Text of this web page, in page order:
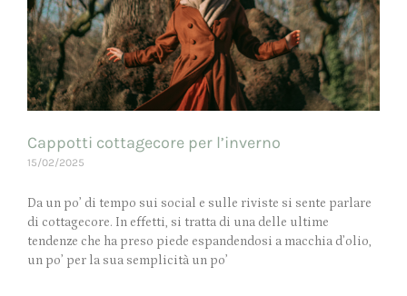
Cappotti cottagecore per l’inverno
15/02/2025
Da un po’ di tempo sui social e sulle riviste si sente parlare
di cottagecore. In effetti, si tratta di una delle ultime
tendenze che ha preso piede espandendosi a macchia d’olio,
un po’ per la sua semplicità un po’